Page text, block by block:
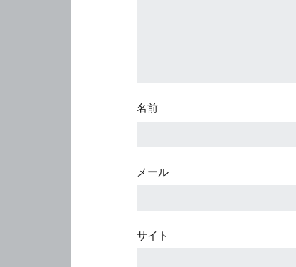
名前
メール
サイト